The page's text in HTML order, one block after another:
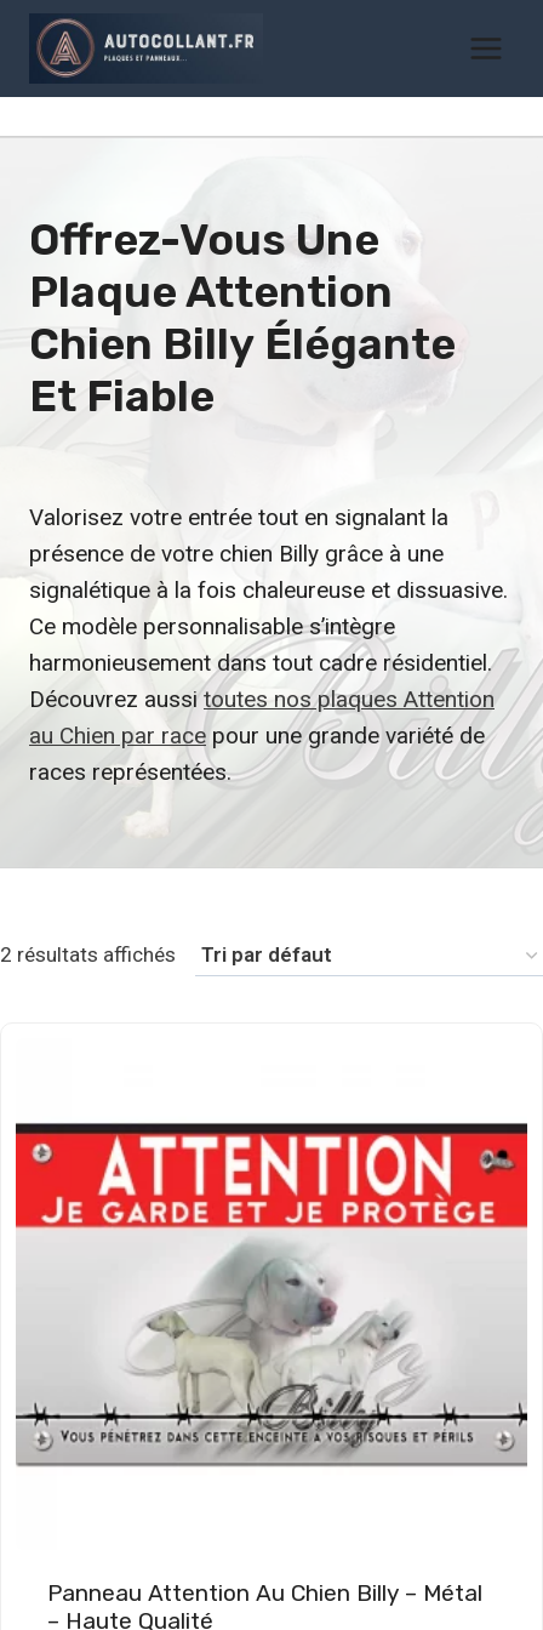
Aller
contenu
Offrez-Vous Une
Plaque Attention
Chien Billy Élégante
Et Fiable
Valorisez votre entrée tout en signalant la
présence de votre chien Billy grâce à une
signalétique à la fois chaleureuse et dissuasive.
Ce modèle personnalisable s’intègre
harmonieusement dans tout cadre résidentiel.
Découvrez aussitoutes nos plaques Attention
au Chien par race pour une grande variété de
races représentées.
2 résultats affichés
Panneau Attention Au Chien Billy – Métal
– Haute Qualité